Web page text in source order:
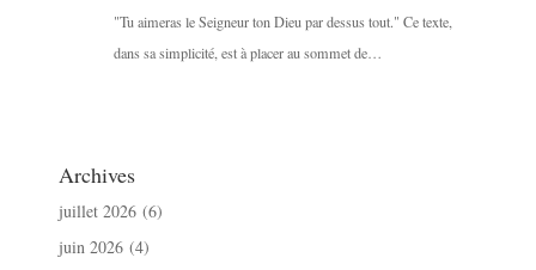
"Tu aimeras le Seigneur ton Dieu par dessus tout." Ce texte,
dans sa simplicité, est à placer au sommet de…
Archives
juillet 2026 (6)
juin 2026 (4)